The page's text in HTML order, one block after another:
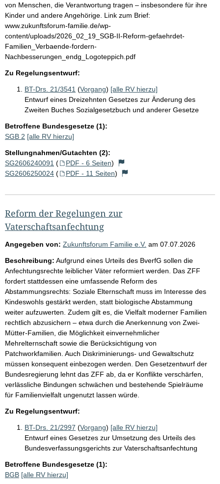
von Menschen, die Verantwortung tragen – insbesondere für ihre
Kinder und andere Angehörige. Link zum Brief:
www.zukunftsforum-familie.de/wp-
content/uploads/2026_02_19_SGB-II-Reform-gefaehrdet-
Familien_Verbaende-fordern-
Nachbesserungen_endg_Logoteppich.pdf
Zu Regelungsentwurf:
BT-Drs. 21/3541 (Vorgang) [alle RV hierzu]
Entwurf eines Dreizehnten Gesetzes zur Änderung des
Zweiten Buches Sozialgesetzbuch und anderer Gesetze
Betroffene Bundesgesetze (1):
SGB 2 [alle RV hierzu]
Stellungnahmen/Gutachten (2):
SG2606240091 ( PDF - 6 Seiten)
SG2606250024 ( PDF - 11 Seiten)
Reform der Regelungen zur
Vaterschaftsanfechtung
Angegeben von: Zukunftsforum Familie e.V. am 07.07.2026
Beschreibung: Aufgrund eines Urteils des BverfG sollen die
Anfechtungsrechte leiblicher Väter reformiert werden. Das ZFF
fordert stattdessen eine umfassende Reform des
Abstammungsrechts: Soziale Elternschaft muss im Interesse des
Kindeswohls gestärkt werden, statt biologische Abstammung
weiter aufzuwerten. Zudem gilt es, die Vielfalt moderner Familien
rechtlich abzusichern – etwa durch die Anerkennung von Zwei-
Mütter-Familien, die Möglichkeit einvernehmlicher
Mehrelternschaft sowie die Berücksichtigung von
Patchworkfamilien. Auch Diskriminierungs- und Gewaltschutz
müssen konsequent einbezogen werden. Den Gesetzentwurf der
Bundesregierung lehnt das ZFF ab, da er Konflikte verschärfen,
verlässliche Bindungen schwächen und bestehende Spielräume
für Familienvielfalt ungenutzt lassen würde.
Zu Regelungsentwurf:
BT-Drs. 21/2997 (Vorgang) [alle RV hierzu]
Entwurf eines Gesetzes zur Umsetzung des Urteils des
Bundesverfassungsgerichts zur Vaterschaftsanfechtung
Betroffene Bundesgesetze (1):
BGB [alle RV hierzu]